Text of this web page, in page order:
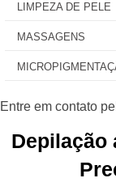
LIMPEZA DE PELE
MASSAGENS
Depilação